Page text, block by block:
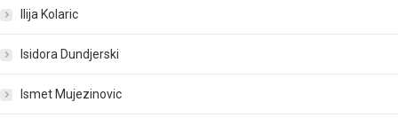
Ilija Kolaric
Isidora Dundjerski
Ismet Mujezinovic